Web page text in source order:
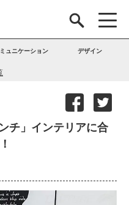
ュニケーション デザイン
チ」インテリアに合